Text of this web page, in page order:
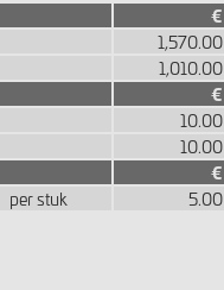
€
1,570.00
1,010.00
€
10.00
10.00
€
per stuk 5.00